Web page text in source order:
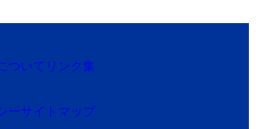
ついて リンク集
ーサイトマップ